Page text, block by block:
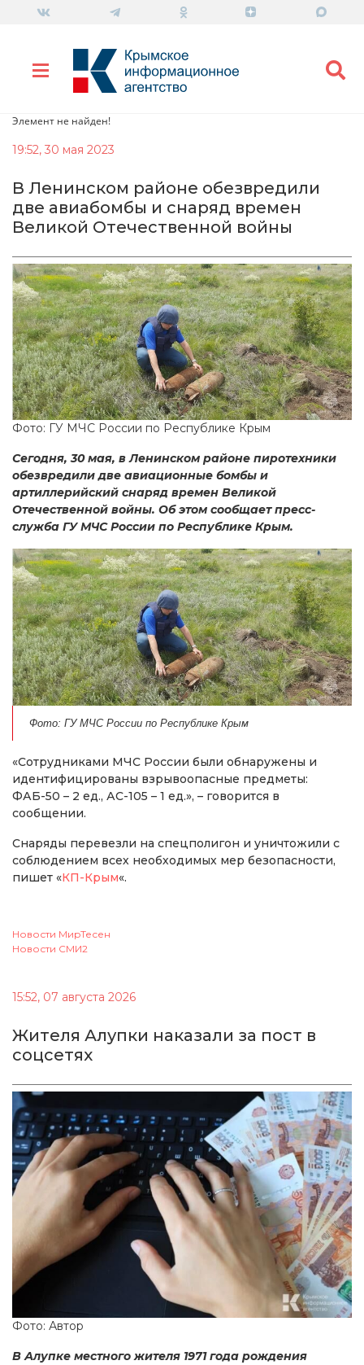
Элемент не найден!
19:52, 30 мая 2023
В Ленинском районе обезвредили
две авиабомбы и снаряд времен
Великой Отечественной войны
Фото: ГУ МЧС России по Республике Крым
Сегодня, 30 мая, в Ленинском районе пиротехники
обезвредили две авиационные бомбы и
артиллерийский снаряд времен Великой
Отечественной войны. Об этом сообщает пресс-
служба ГУ МЧС России по Республике Крым.
Фото: ГУ МЧС России по Республике Крым
«Сотрудниками МЧС России были обнаружены и
идентифицированы взрывоопасные предметы:
ФАБ-50 – 2 ед., АС-105 – 1 ед.», – говорится в
сообщении.
Снаряды перевезли на спецполигон и уничтожили с
соблюдением всех необходимых мер безопасности,
пишет «КП-Крым«.
Новости МирТесен
Новости СМИ2
15:52, 07 августа 2026
Жителя Алупки наказали за пост в
соцсетях
Фото: Автор
В Алупке местного жителя 1971 года рождения